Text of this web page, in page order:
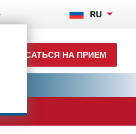
RU
ЗАПИСАТЬСЯ НА ПРИЕМ